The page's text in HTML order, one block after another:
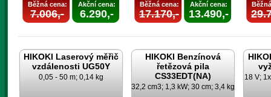
Běžná cena:
7.006,-
Akční cena:
6.290,-
Běžná cena:
17.170,-
Akční cena:
13.490,-
HIKOKI Laserový měřič
vzdálenosti UG50Y
0,05 - 50 m; 0,14 kg
HIKOKI Benzínová
řetězová pila
CS33EDT(NA)
32,2 cm3; 1,3 kW; 30 cm; 3,4 kg
18 V;